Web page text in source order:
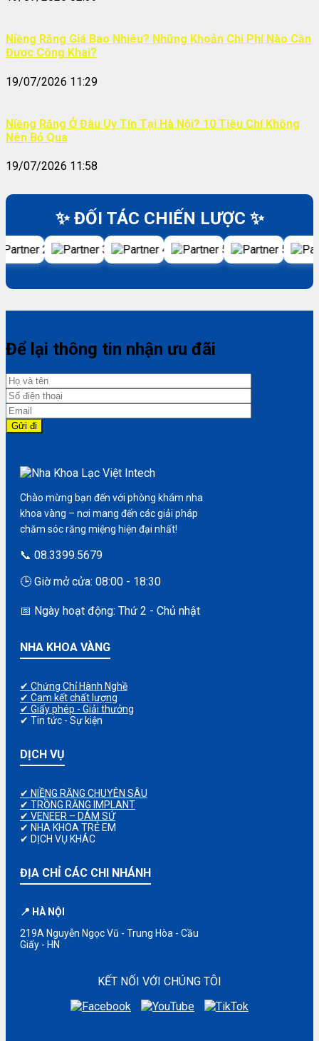
Niềng Răng Giá Bao Nhiêu? Những Khoản Chi Phí Nào Cần
Được Công Khai?
19/07/2026 11:29
Niềng Răng Ở Đâu Uy Tín Tại Hà Nội? 10 Tiêu Chí Không
Nên Bỏ Qua
19/07/2026 11:58
✨ ĐỐI TÁC CHIẾN LƯỢC ✨
Để lại thông tin nhận ưu đãi
Chào mừng bạn đến với phòng khám nha
khoa vàng – nơi mang đến các giải pháp
chăm sóc răng miệng hiện đại nhất!
📞 08.3399.5679
🕒 Giờ mở cửa: 08:00 - 18:30
📅 Ngày hoạt động: Thứ 2 - Chủ nhật
NHA KHOA VÀNG
✔ Chứng Chỉ Hành Nghề
✔ Cam kết chất lượng
✔ Giấy phép - Giải thưởng
✔ Tin tức - Sự kiện
DỊCH VỤ
✔ NIỀNG RĂNG CHUYÊN SÂU
✔ TRỒNG RĂNG IMPLANT
✔ VENEER – DÁM SỨ
✔ NHA KHOA TRẺ EM
✔ DỊCH VỤ KHÁC
ĐỊA CHỈ CÁC CHI NHÁNH
📍 HÀ NỘI
219A Nguyễn Ngọc Vũ - Trung Hòa - Cầu
Giấy - HN
KẾT NỐI VỚI CHÚNG TÔI